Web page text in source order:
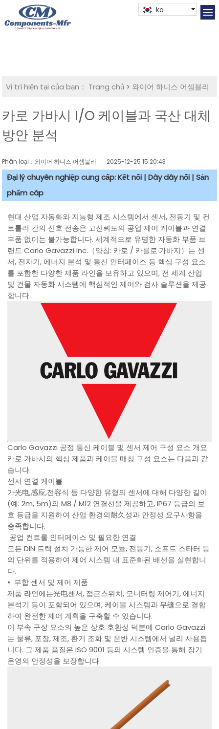
ko
Vị trí hiện tại của bạn： Trang chủ > 와이어 하니스 어셈블리
카로 가바시 I/O 케이블과 국산 대체
방안 분석
Phân loại：와이어 하니스 어셈블리 2025-12-25 15:20:43
Đại lý chuyên nghiệp cung cấp: Kết nối | Dây dây nối | Sản
phẩm cáp
현대 산업 자동화와 지능형 제조 시스템에서 센서, 전동기 및 컨
트롤러 간의 신호 전송은 고신뢰도의 공업 제어 케이블과 연결
부품 없이는 불가능합니다. 세계적으로 유명한 자동화 부품 브
랜드 Carlo Gavazzi Inc.（약칭: 카로 / 카를로·가바지）는 센
서, 전자기, 에너지 분석 및 통신 인터페이스 등 핵심 구성 요소
를 포함한 다양한 제품 라인을 보유하고 있으며, 전 세계 산업
및 건물 자동화 시스템에 핵심적인 제어와 검사 솔루션을 제공
합니다.
Carlo Gavazzi 공정 통신 케이블 및 센서 제어 구성 요소 개요
카로 가바시의 핵심 제품과 케이블 매칭 구성 요소는 다음과 같
습니다:
센서 연결 케이블
가光电,感应,전容식 등 다양한 유형의 센서에 대해 다양한 길이
(예: 2m, 5m)의 M8 / M12 연결선을 제공하고, IP67 등급의 보
호 등급을 지원하여 산업 환경의耐久성과 안정성 요구사항을
충족합니다.
공업 컨트롤 인터페이스 및 필요한 연결
모든 DIN 트랙 설치 가능한 제어 모듈, 전동기, 소프트 스타터 등
의 단위를 적용하여 제어 시스템 내 표준화된 배선을 실현합니
다.
• 부합 센서 및 제어 제품
제품 라인에는光电센서, 접근스위치, 모니터링 제어기, 에너지
분석기 등이 포함되어 있으며, 케이블 시스템과 무缝으로 결합
하여 완전한 제어 계획을 구축할 수 있습니다.
이 부속 구성 요소의 높은 상호 호환성 덕분에 Carlo Gavazzi
는 물류, 포장, 제조, 환기 조화 및 운반 시스템에서 널리 사용됩
니다. 그 제품 품질은 ISO 9001 등의 시스템 인증을 통해 장기
운영의 안정성을 보장합니다.